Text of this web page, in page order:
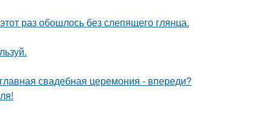
раз обошлось без слепящего глянца.
свадебная церемония - впереди?